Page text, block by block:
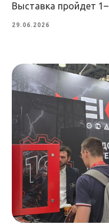
Выставка пройдет
29.06.2026